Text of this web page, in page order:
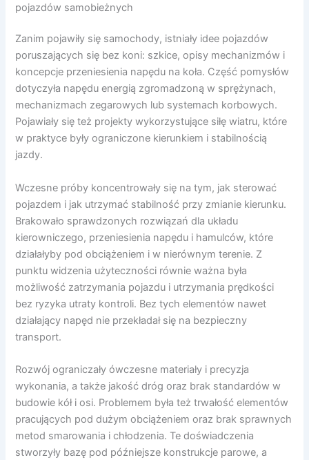
pojazdów samobieżnych
Zanim pojawiły się samochody, istniały idee pojazdów
poruszających się bez koni: szkice, opisy mechanizmów i
koncepcje przeniesienia napędu na koła. Część pomysłów
dotyczyła napędu energią zgromadzoną w sprężynach,
mechanizmach zegarowych lub systemach korbowych.
Pojawiały się też projekty wykorzystujące siłę wiatru, które
w praktyce były ograniczone kierunkiem i stabilnością
jazdy.
Wczesne próby koncentrowały się na tym, jak sterować
pojazdem i jak utrzymać stabilność przy zmianie kierunku.
Brakowało sprawdzonych rozwiązań dla układu
kierowniczego, przeniesienia napędu i hamulców, które
działałyby pod obciążeniem i w nierównym terenie. Z
punktu widzenia użyteczności równie ważna była
możliwość zatrzymania pojazdu i utrzymania prędkości
bez ryzyka utraty kontroli. Bez tych elementów nawet
działający napęd nie przekładał się na bezpieczny
transport.
Rozwój ograniczały ówczesne materiały i precyzja
wykonania, a także jakość dróg oraz brak standardów w
budowie kół i osi. Problemem była też trwałość elementów
pracujących pod dużym obciążeniem oraz brak sprawnych
metod smarowania i chłodzenia. Te doświadczenia
stworzyły bazę pod późniejsze konstrukcje parowe, a